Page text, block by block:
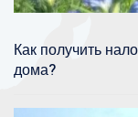
Как получить
дома?